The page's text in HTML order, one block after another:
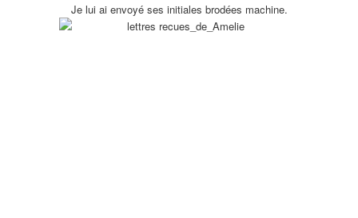
Je lui ai envoyé ses initiales brodées machine.